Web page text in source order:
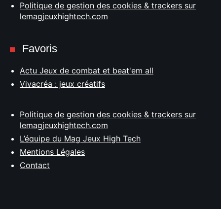
Politique de gestion des cookies & trackers sur
lemagjeuxhightech.com
Favoris
Actu Jeux de combat et beat'em all
Vivacréa : jeux créatifs
Politique de gestion des cookies & trackers sur
lemagjeuxhightech.com
L’équipe du Mag Jeux High Tech
Mentions Légales
Contact